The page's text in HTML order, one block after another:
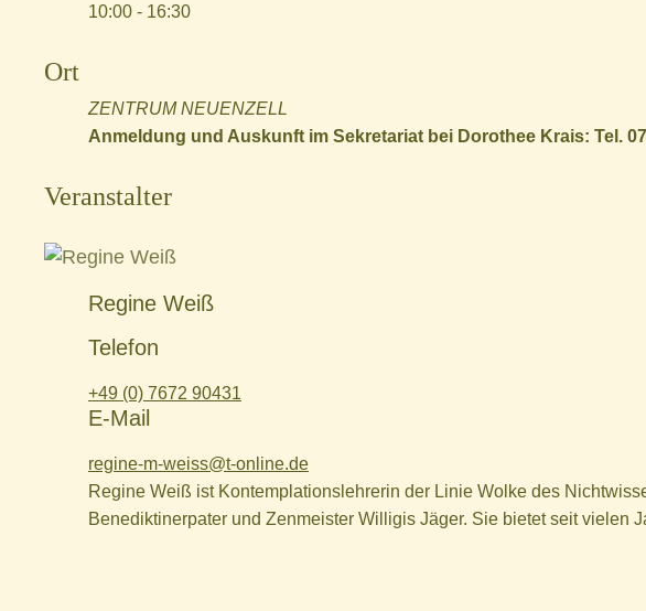
10:00 - 16:30
Ort
ZENTRUM NEUENZELL
Anmeldung und Auskunft im Sekretariat bei Dorothee Krais: Tel.
Veranstalter
Regine Weiß
Telefon
+49 (0) 7672 90431‬
E-Mail
regine-m-weiss@t-online.de
Regine Weiß ist Kontemplationslehrerin der Linie Wolke des
Benediktinerpater und Zenmeister Willigis Jäger. Sie bietet seit